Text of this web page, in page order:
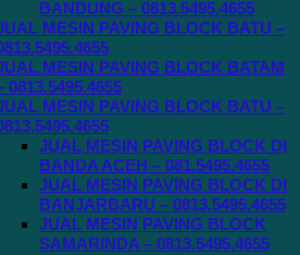
BANDUNG – 0813.5495.4655
MESIN PAVING BLOCK BATU –
MESIN PAVING BLOCK BATAM
0813.5495.4655
MESIN PAVING BLOCK BATU –
JUAL MESIN PAVING BLOCK DI
BANDA ACEH – 081.5495.4655
JUAL MESIN PAVING BLOCK DI
BANJARBARU – 0813.5495.4655
JUAL MESIN PAVING BLOCK
SAMARINDA – 0813.5495.4655